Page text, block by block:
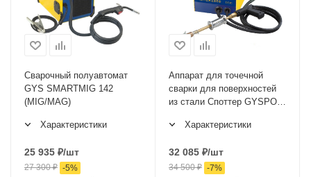
Сварочный полуавтомат
GYS SMARTMIG 142
(MIG/MAG)
Характеристики
25 935 ₽/шт
27 300₽ -5%
Аппарат для точечной
сварки для поверхностей
из стали Споттер GYSPOT
Характеристики
32 085 ₽/шт
34 500₽ -7%